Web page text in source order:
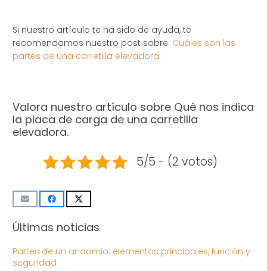
Si nuestro artículo te ha sido de ayuda, te
recomendamos nuestro post sobre: Cuáles son las
partes de una carretilla elevadora.
Valora nuestro artículo sobre Qué nos indica
la placa de carga de una carretilla
elevadora.
5/5 - (2 votos)
Últimas noticias
Partes de un andamio: elementos principales, función y
seguridad